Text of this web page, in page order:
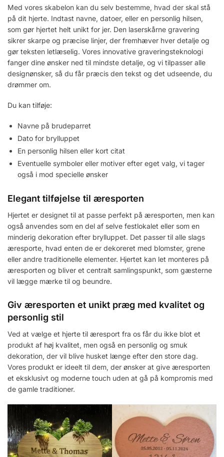
Med vores skabelon kan du selv bestemme, hvad der skal stå
på dit hjerte. Indtast navne, datoer, eller en personlig hilsen,
som gør hjertet helt unikt for jer. Den laserskårne gravering
sikrer skarpe og præcise linjer, der fremhæver hver detalje og
gør teksten letlæselig. Vores innovative graveringsteknologi
fanger dine ønsker ned til mindste detalje, og vi tilpasser alle
designønsker, så du får præcis den tekst og det udseende, du
drømmer om.
Du kan tilføje:
Navne på brudeparret
Dato for brylluppet
En personlig hilsen eller kort citat
Eventuelle symboler eller motiver efter eget valg, vi tager
også i mod specielle ønsker
Elegant tilføjelse til æresporten
Hjertet er designet til at passe perfekt på æresporten, men kan
også anvendes som en del af selve festlokalet eller som en
minderig dekoration efter brylluppet. Det passer til alle slags
æresporte, hvad enten de er dekoreret med blomster, grene
eller andre traditionelle elementer. Hjertet kan let monteres på
æresporten og bliver et centralt samlingspunkt, som gæsterne
vil lægge mærke til og beundre.
Giv æresporten et unikt præg med kvalitet og
personlig stil
Ved at vælge et hjerte til æresport fra os får du ikke blot et
produkt af høj kvalitet, men også en personlig og smuk
dekoration, der vil blive husket længe efter den store dag.
Vores produkt er ideelt til dem, der ønsker at give æresporten
et eksklusivt og moderne touch uden at gå på kompromis med
de gamle traditioner.